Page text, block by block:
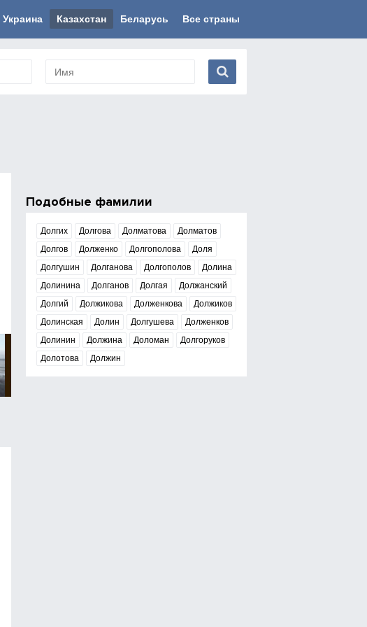
Украина Казахстан Беларусь Все страны
Подобные фамилии
Долгих Долгова Долматова
Долматов
Долгов
Долженко Долгополова
Доля
Долгушин
Долганова Долгополов
Долина
Долинина
Долганов Долгая
Должанский
Долгий
Должикова Долженкова
Должиков
Долинская
Долин Долгушева
Долженков
Долинин
Должина Доломан
Долгоруков
Долотова
Должин